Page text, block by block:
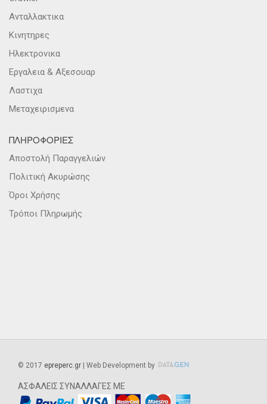
Ανταλλακτικα
Κινητηρες
Ηλεκτρονικα
Εργαλεια & Αξεσουαρ
Λαστιχα
Μεταχειρισμενα
ΠΛΗΡΟΦΟΡΙΕΣ
Αποστολή Παραγγελιών
Πολιτική Ακυρώσης
Όροι Χρήσης
Τρόποι Πληρωμής
© 2017 epreperc.gr | Web Development by
ΑΣΦΑΛΕΙΣ ΣΥΝΑΛΛΑΓΕΣ ΜΕ